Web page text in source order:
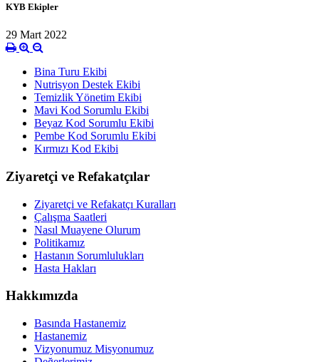
KYB Ekipler
29 Mart 2022
Bina Turu Ekibi
Nutrisyon Destek Ekibi
Temizlik Yönetim Ekibi
Mavi Kod Sorumlu Ekibi
Beyaz Kod Sorumlu Ekibi
Pembe Kod Sorumlu Ekibi
Kırmızı Kod Ekibi
Ziyaretçi ve Refakatçılar
Ziyaretçi ve Refakatçı Kuralları
Çalışma Saatleri
Nasıl Muayene Olurum
Politikamız
Hastanın Sorumlulukları
Hasta Hakları
Hakkımızda
Basında Hastanemiz
Hastanemiz
Vizyonumuz Misyonumuz